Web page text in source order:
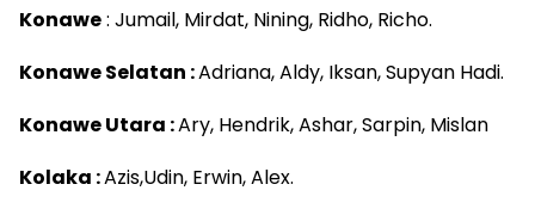
Konawe: Jumail, Mirdat, Nining, Ridho, Richo.
Konawe Selatan :Adriana, Aldy, Iksan, Supyan Hadi.
Konawe Utara :Ary, Hendrik, Ashar, Sarpin, Mislan
Kolaka :Azis,Udin, Erwin, Alex.